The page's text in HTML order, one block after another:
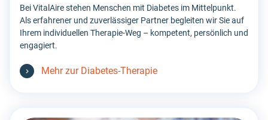
Bei VitalAire stehen Menschen mit Diabetes im Mittelpunkt.
Als erfahrener und zuverlässiger Partner begleiten wir Sie auf
Ihrem individuellen Therapie-Weg – kompetent, persönlich und
engagiert.
Mehr zur Diabetes-Therapie